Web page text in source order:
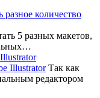
5 разных макетов,
Так как
редактором